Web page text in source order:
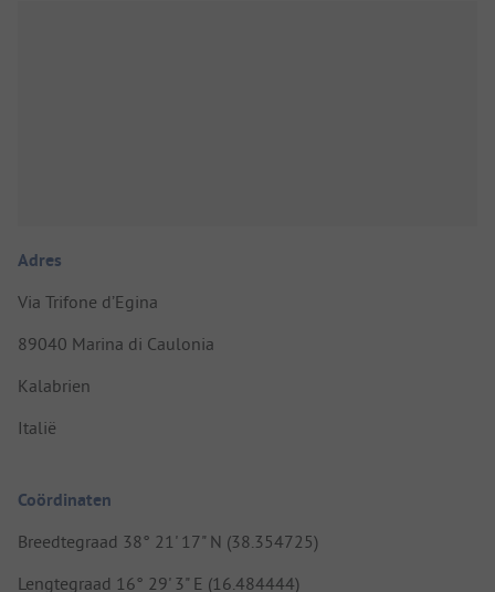
Adres
Via Trifone d’Egina
89040 Marina di Caulonia
Kalabrien
Italië
Coördinaten
Breedtegraad 38° 21' 17" N (38.354725)
Lengtegraad 16° 29' 3" E (16.484444)